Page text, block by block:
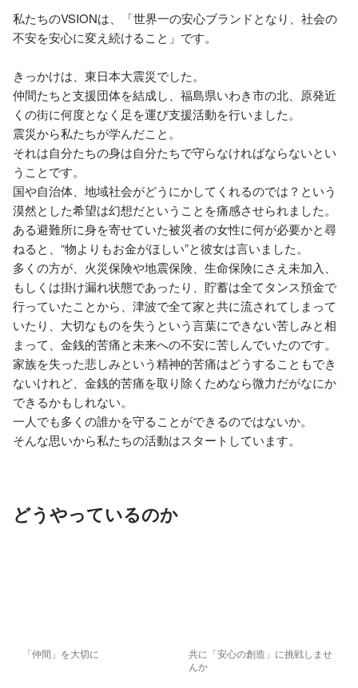
私たちのVSIONは、「世界一の安心ブランドとなり、社会の
不安を安心に変え続けること」です。
きっかけは、東日本大震災でした。
仲間たちと支援団体を結成し、福島県いわき市の北、原発近
くの街に何度となく足を運び支援活動を行いました。
震災から私たちが学んだこと。
それは自分たちの身は自分たちで守らなければならないとい
うことです。
国や自治体、地域社会がどうにかしてくれるのでは？という
漠然とした希望は幻想だということを痛感させられました。
ある避難所に身を寄せていた被災者の女性に何が必要かと尋
ねると、“物よりもお金がほしい”と彼女は言いました。
多くの方が、火災保険や地震保険、生命保険にさえ未加入、
もしくは掛け漏れ状態であったり、貯蓄は全てタンス預金で
行っていたことから、津波で全て家と共に流されてしまって
いたり、大切なものを失うという言葉にできない苦しみと相
まって、金銭的苦痛と未来への不安に苦しんでいたのです。
家族を失った悲しみという精神的苦痛はどうすることもでき
ないけれど、金銭的苦痛を取り除くためなら微力だがなにか
できるかもしれない。
一人でも多くの誰かを守ることができるのではないか。
そんな思いから私たちの活動はスタートしています。
どうやっているのか
「仲間」を大切に
共に「安心の創造」に挑戦しませ
んか